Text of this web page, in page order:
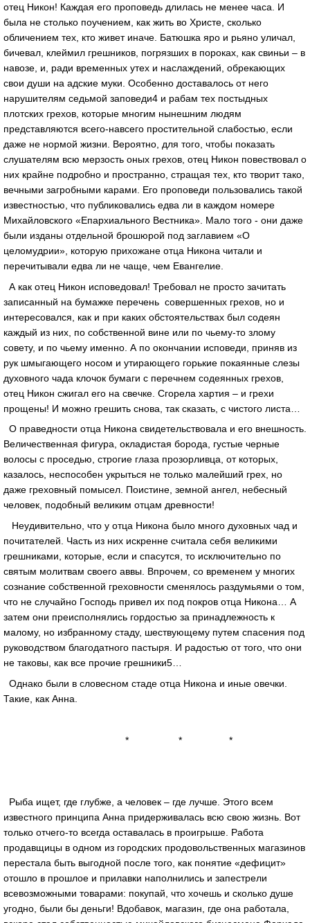
отец Никон! Каждая его проповедь длилась не менее часа. И
была не столько поучением, как жить во Христе, сколько
обличением тех, кто живет иначе. Батюшка яро и рьяно уличал,
бичевал, клеймил грешников, погрязших в пороках, как свиньи – в
навозе, и, ради временных утех и наслаждений, обрекающих
свои души на адские муки. Особенно доставалось от него
нарушителям седьмой заповеди4 и рабам тех постыдных
плотских грехов, которые многим нынешним людям
представляются всего-навсего простительной слабостью, если
даже не нормой жизни. Вероятно, для того, чтобы показать
слушателям всю мерзость оных грехов, отец Никон повествовал о
них крайне подробно и пространно, стращая тех, кто творит тако,
вечными загробными карами. Его проповеди пользовались такой
известностью, что публиковались едва ли в каждом номере
Михайловского «Епархиального Вестника». Мало того - они даже
были изданы отдельной брошюрой под заглавием «О
целомудрии», которую прихожане отца Никона читали и
перечитывали едва ли не чаще, чем Евангелие.
А как отец Никон исповедовал! Требовал не просто зачитать
записанный на бумажке перечень совершенных грехов, но и
интересовался, как и при каких обстоятельствах был содеян
каждый из них, по собственной вине или по чьему-то злому
совету, и по чьему именно. А по окончании исповеди, приняв из
рук шмыгающего носом и утирающего горькие покаянные слезы
духовного чада клочок бумаги с перечнем содеянных грехов,
отец Никон сжигал его на свечке. Сгорела хартия – и грехи
прощены! И можно грешить снова, так сказать, с чистого листа…
О праведности отца Никона свидетельствовала и его внешность.
Величественная фигура, окладистая борода, густые черные
волосы с проседью, строгие глаза прозорливца, от которых,
казалось, неспособен укрыться не только малейший грех, но
даже греховный помысел. Поистине, земной ангел, небесный
человек, подобный великим отцам древности!
Неудивительно, что у отца Никона было много духовных чад и
почитателей. Часть из них искренне считала себя великими
грешниками, которые, если и спасутся, то исключительно по
святым молитвам своего аввы. Впрочем, со временем у многих
сознание собственной греховности сменялось раздумьями о том,
что не случайно Господь привел их под покров отца Никона… А
затем они преисполнялись гордостью за принадлежность к
малому, но избранному стаду, шествующему путем спасения под
руководством благодатного пастыря. И радостью от того, что они
не таковы, как все прочие грешники5…
Однако были в словесном стаде отца Никона и иные овечки.
Такие, как Анна.
* * *
Рыба ищет, где глубже, а человек – где лучше. Этого всем
известного принципа Анна придерживалась всю свою жизнь. Вот
только отчего-то всегда оставалась в проигрыше. Работа
продавщицы в одном из городских продовольственных магазинов
перестала быть выгодной после того, как понятие «дефицит»
отошло в прошлое и прилавки наполнились и запестрели
всевозможными товарами: покупай, что хочешь и сколько душе
угодно, были бы деньги! Вдобавок, магазин, где она работала,